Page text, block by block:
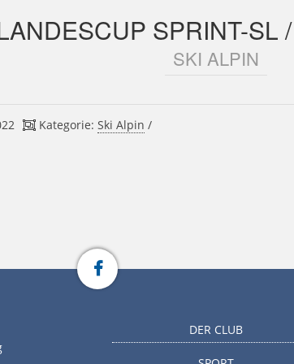
SPRINT-SL
SKI ALPIN
Kategorie:Ski Alpin /
DER CLUB